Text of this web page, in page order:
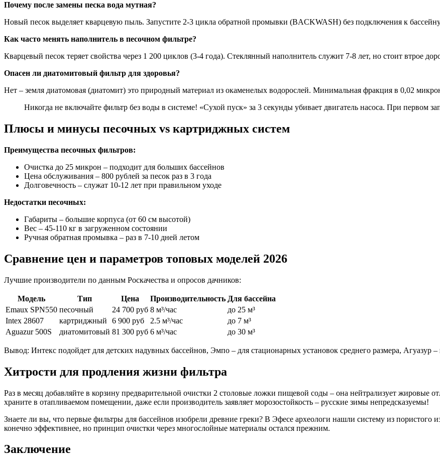
Почему после замены песка вода мутная?
Новый песок выделяет кварцевую пыль. Запустите 2-3 цикла обратной промывки (BACKWASH) без подключения к
Как часто менять наполнитель в песочном фильтре?
Кварцевый песок теряет свойства через 1 200 циклов (3-4 года). Стеклянный наполнитель служит 7-8 лет, но стоит втрое
Опасен ли диатомитовый фильтр для здоровья?
Нет – земля диатомовая (диатомит) это природный материал из окаменелых водорослей. Минимальная фракция в 0,02
Никогда не включайте фильтр без воды в системе! «Сухой пуск» за 3 секунды убивает двигатель насоса. При первом
Плюсы и минусы песочных vs картриджных систем
Преимущества песочных фильтров:
Очистка до 25 микрон – подходит для больших бассейнов
Цена обслуживания – 800 рублей за песок раз в 3 года
Долговечность – служат 10-12 лет при правильном уходе
Недостатки песочных:
Габариты – большие корпуса (от 60 см высотой)
Вес – 45-110 кг в загруженном состоянии
Ручная обратная промывка – раз в 7-10 дней летом
Сравнение цен и параметров топовых моделей 2026
Лучшие производители по данным Роскачества и опросов дачников:
Модель Тип Цена Производительность Для бассейна
Emaux SPN550 песочный 24 700 руб 8 м³/час
до 25 м³
Intex 28607
картриджный 6 900 руб 2.5 м³/час
до 7 м³
Aguazur 500S
диатомитовый 81 300 руб 6 м³/час до 30 м³
Вывод: Интекс подойдет для детских надувных бассейнов, Эмпо – для стационарных установок среднего размера, Агуазур
Хитрости для продления жизни фильтра
Раз в месяц добавляйте в корзину предварительной очистки 2 столовые ложки пищевой соды – она нейтрализует
храните в отапливаемом помещении, даже если производитель заявляет морозостойкость – русские зимы непредсказуемы!
Знаете ли вы, что первые фильтры для бассейнов изобрели древние греки? В Эфесе археологи нашли систему из пористого
конечно эффективнее, но принцип очистки через многослойные материалы остался прежним.
Заключение